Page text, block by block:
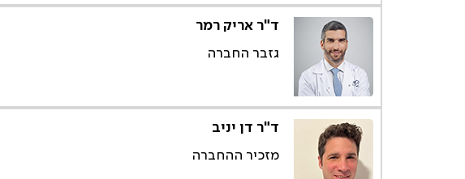
ד"ר אריק רמר
גזבר החברה
ד"ר דן יניב
מזכיר ההחברה